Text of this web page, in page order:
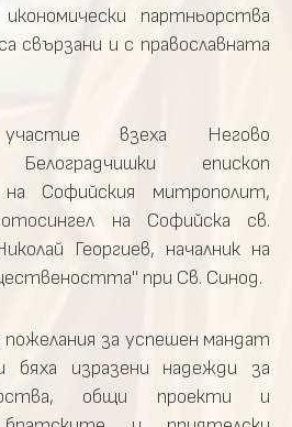
партньорства
свързани и с православната
взеха Негово
Белоградчишки епископ
на Софийския митрополит,
на Софийска св.
Георгиев, началник на
при Св. Синод.
за успешен мандат
бяха изразени надежди за
общи проекти и